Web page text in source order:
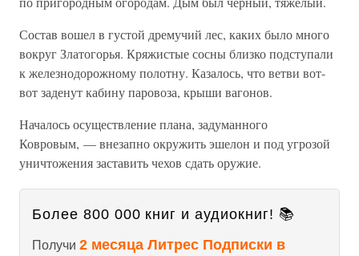
Состав вошел в густой дремучий лес, каких было много
вокруг Златогорья. Кряжистые сосны близко подступали
к железнодорожному полотну. Казалось, что ветви вот-
вот заденут кабину паровоза, крыши вагонов.
Началось осуществление плана, задуманного
Ковровым, — внезапно окружить эшелон и под угрозой
уничтожения заставить чехов сдать оружие.
Более 800 000 книг и аудиокниг! 📚
Получи 2 месяца Литрес Подписки в